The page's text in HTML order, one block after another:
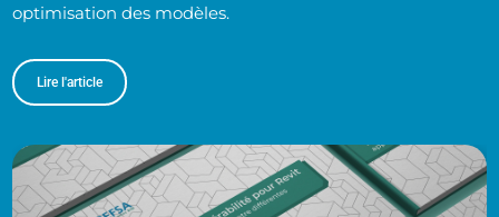
optimisation des modèles.
Lire l'article